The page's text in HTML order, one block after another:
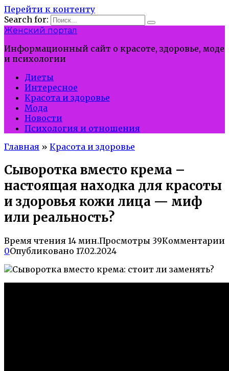
Перейти к контенту
Search for:
Женский портал
Информационный сайт о красоте, здоровье, моде
и психологии
Диеты
Интересное
Красота и здоровье
Мода
Новости
Психология и отношения
Главная » Красота и здоровье
Сыворотка вместо крема –
настоящая находка для красоты
и здоровья кожи лица — миф
или реальность?
Время чтения 14 мин.Просмотры 39Комментарии
0Опубликовано 17.02.2024